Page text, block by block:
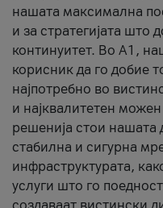
нашата максимална
и за стратегијата што
континуитет. Во А1,
корисник да го добие
најпотребно во
и најквалитетен
решенија стои нашата
стабилна и сигурна
инфраструктурата,
услуги што го